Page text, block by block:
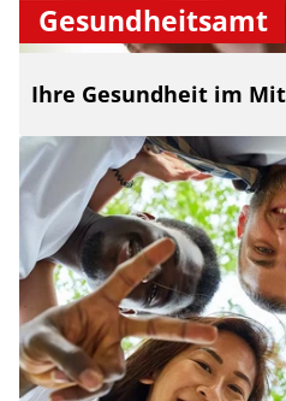
Gesundheitsamt
Ihre Gesundheit im